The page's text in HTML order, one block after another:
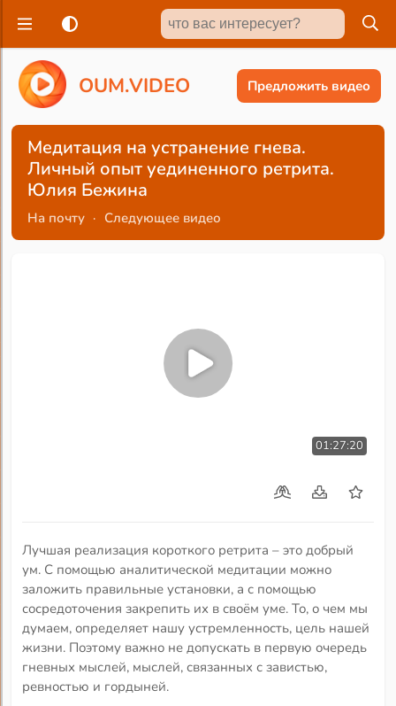
OUM.VIDEO Предложить видео
Медитация на устранение гнева.
Личный опыт уединенного ретрита.
Юлия Бежина
На почту · Следующее видео
01:27:20
Лучшая реализация короткого ретрита – это добрый
ум. С помощью аналитической медитации можно
заложить правильные установки, а с помощью
сосредоточения закрепить их в своём уме. То, о чем мы
думаем, определяет нашу устремленность, цель нашей
жизни. Поэтому важно не допускать в первую очередь
гневных мыслей, мыслей, связанных с завистью,
ревностью и гордыней.